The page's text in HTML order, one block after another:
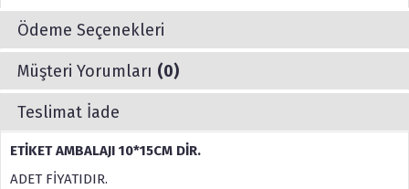
Ödeme Seçenekleri
Müşteri Yorumları (0)
Teslimat İade
ETİKET AMBALAJI 10*15CM DİR.
ADET FİYATIDIR.